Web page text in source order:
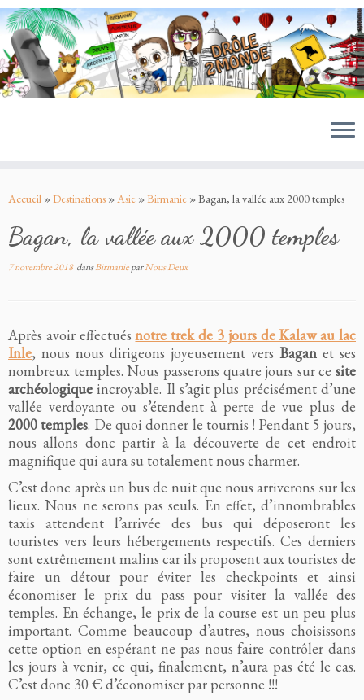
Accueil »Destinations »Asie »Birmanie »Bagan, la vallée aux 2000 temples
Bagan, la vallée aux 2000 temples
7 novembre 2018dansBirmanieparNous Deux
Après avoir effectuésnotre trek de 3 jours de Kalaw au lac
Inle, nous nous dirigeons joyeusement vers Bagan et ses
nombreux temples. Nous passerons quatre jours sur ce site
archéologique incroyable. Il s’agit plus précisément d’une
vallée verdoyante ou s’étendent à perte de vue plus de
2000 temples. De quoi donner le tournis ! Pendant 5 jours,
nous allons donc partir à la découverte de cet endroit
magnifique qui aura su totalement nous charmer.
C’est donc après un bus de nuit que nous arriverons sur les
lieux. Nous ne serons pas seuls. En effet, d’innombrables
taxis attendent l’arrivée des bus qui déposeront les
touristes vers leurs hébergements respectifs. Ces derniers
sont extrêmement malins car ils proposent aux touristes de
faire un détour pour éviter les checkpoints et ainsi
économiser le prix du pass pour visiter la vallée des
temples. En échange, le prix de la course est un peu plus
important. Comme beaucoup d’autres, nous choisissons
cette option en espérant ne pas nous faire contrôler dans
les jours à venir, ce qui, finalement, n’aura pas été le cas.
C’est donc 30 € d’économiser par personne !!!